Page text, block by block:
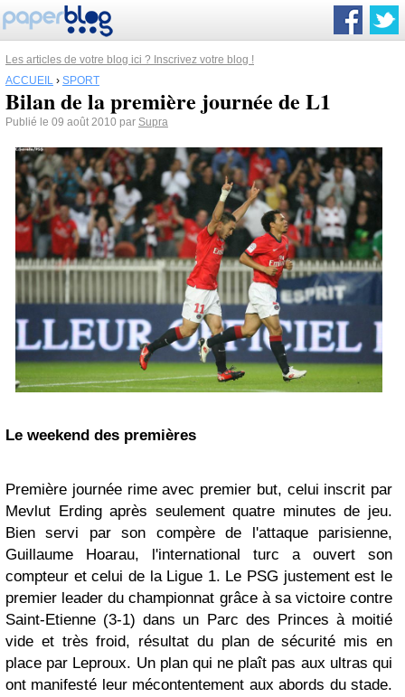
Les articles de votre blog ici ? Inscrivez votre blog !
ACCUEIL › SPORT
Bilan de la première journée de L1
Publié le 09 août 2010 par Supra
Le weekend des premières
Première journée rime avec premier but, celui inscrit par
Mevlut Erding après seulement quatre minutes de jeu.
Bien servi par son compère de l'attaque parisienne,
Guillaume Hoarau, l'international turc a ouvert son
compteur et celui de la Ligue 1. Le PSG justement est le
premier leader du championnat grâce à sa victoire contre
Saint-Etienne (3-1) dans un Parc des Princes à moitié
vide et très froid, résultat du plan de sécurité mis en
place par Leproux. Un plan qui ne plaît pas aux ultras qui
ont manifesté leur mécontentement aux abords du stade.